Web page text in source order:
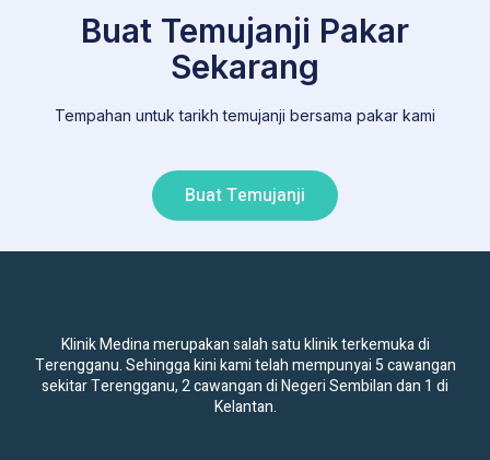
Buat Temujanji Pakar
Sekarang
Tempahan untuk tarikh temujanji bersama pakar kami
Buat Temujanji
Klinik Medina merupakan salah satu klinik terkemuka di
Terengganu. Sehingga kini kami telah mempunyai 5 cawangan
sekitar Terengganu, 2 cawangan di Negeri Sembilan dan 1 di
Kelantan.